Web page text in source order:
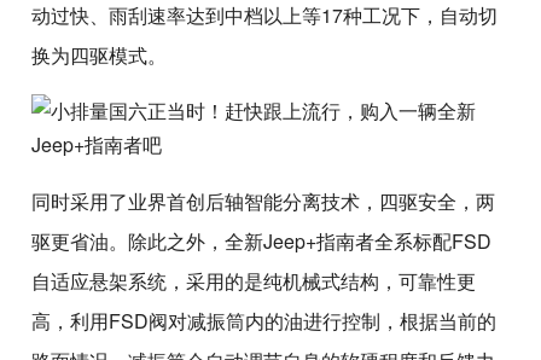
动过快、雨刮速率达到中档以上等17种工况下，自动切
换为四驱模式。
同时采用了业界首创后轴智能分离技术，四驱安全，两
驱更省油。除此之外，全新Jeep+指南者全系标配FSD
自适应悬架系统，采用的是纯机械式结构，可靠性更
高，利用FSD阀对减振筒内的油进行控制，根据当前的